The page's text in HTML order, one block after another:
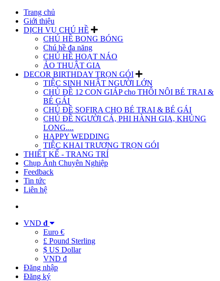
Trang chủ
Giới thiệu
DỊCH VỤ CHÚ HỀ
CHÚ HỀ BONG BÓNG
Chú hề đa năng
CHÚ HỀ HOẠT NÁO
ẢO THUẬT GIA
DECOR BIRTHDAY TRỌN GÓI
TIỆC SINH NHẬT NGƯỜI LỚN
CHỦ ĐỀ 12 CON GIÁP cho THÔI NÔI BÉ TRAI &
BÉ GÁI
CHỦ ĐỀ SOFIRA CHO BÉ TRAI & BÉ GÁI
CHỦ ĐỀ NGƯỜI CÁ, PHI HÀNH GIA, KHỦNG
LONG....
HAPPY WEDDING
TIỆC KHAI TRƯƠNG TRỌN GÓI
THIẾT KẾ - TRANG TRÍ
Chụp Ảnh Chuyên Nghiệp
Feedback
Tin tức
Liên hệ
VND đ
Euro €
£ Pound Sterling
$ US Dollar
VND đ
Đăng nhập
Đăng ký